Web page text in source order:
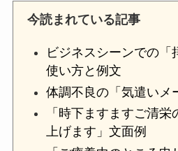
今読まれている記事
ビジネスシーンでの「
使い方と例文
体調不良の「気遣いメ
「時下ますますご清
上げます」文面例